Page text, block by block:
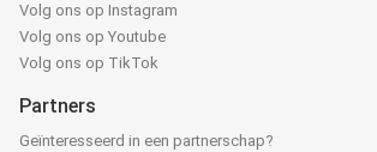
Volg ons op Instagram
Volg ons op Youtube
Volg ons op TikTok
Partners
Geïnteresseerd in een partnerschap?